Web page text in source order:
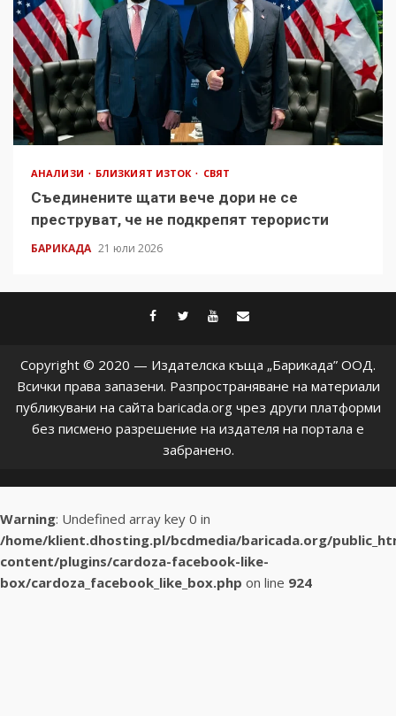
АНАЛИЗИ БЛИЗКИЯТ ИЗТОК СВЯТ
Съединените щати вече дори не се
преструват, че не подкрепят терористи
БАРИКАДА 21 юли 2026
facebook
twitter
youtube
Copyright © 2020 — Издателска къща „Барикада” ООД.
Всички права запазени. Разпространяване на материали
публикувани на сайта baricada.org чрез други платформи
без писмено разрешение на издателя на портала е
забранено.
Warning: Undefined array key 0 in
/home/klient.dhosting.pl/bcdmedia/baricada.org/
content/plugins/cardoza-facebook-like-
box/cardoza_facebook_like_box.php on line 924